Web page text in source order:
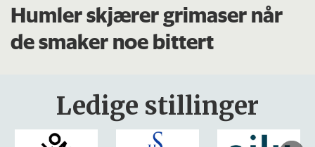
Humler skjærer grimaser når
de smaker noe bittert
Ledige stillinger